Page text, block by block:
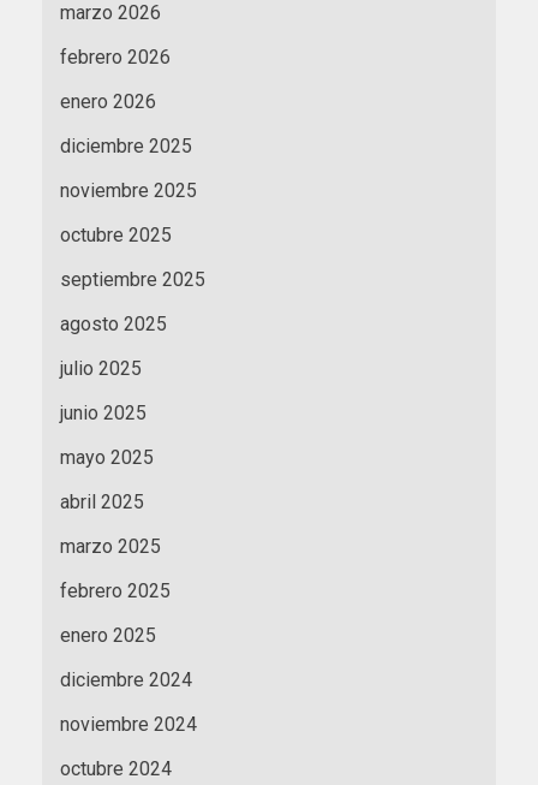
marzo 2026
febrero 2026
enero 2026
diciembre 2025
noviembre 2025
octubre 2025
septiembre 2025
agosto 2025
julio 2025
junio 2025
mayo 2025
abril 2025
marzo 2025
febrero 2025
enero 2025
diciembre 2024
noviembre 2024
octubre 2024